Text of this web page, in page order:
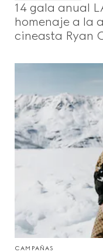
14 gala anual
homenaje a la
cineasta Ryan
CAMPAÑAS